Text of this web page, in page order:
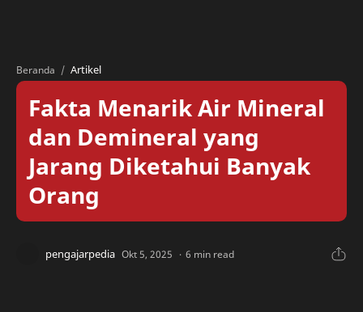
Beranda Artikel
Fakta Menarik Air Mineral
dan Demineral yang
Jarang Diketahui Banyak
Orang
6 min read